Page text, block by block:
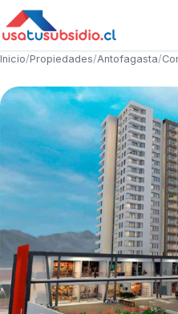
Inicio/Propiedades/Antofagasta/